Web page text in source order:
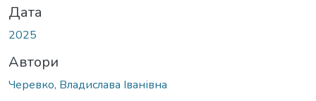
Дата
2025
Автори
Черевко, Владислава Іванівна